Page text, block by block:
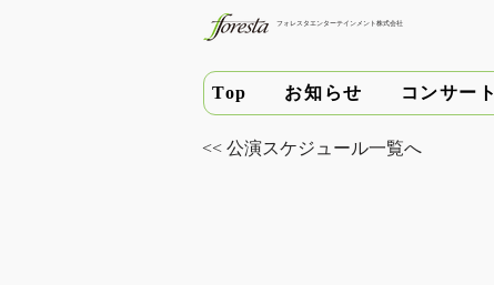
フォレスタエンターテインメント株式会社
Top お知らせ コンサート
<< 公演スケジュール一覧へ